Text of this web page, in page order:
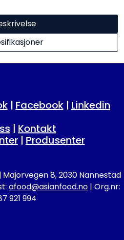
| Facebook| Linkedin
| Kontakt
| Produsenter
| Majorvegen 8, 2030 Nannestad
afood@asianfood.no | Org.nr:
921 994